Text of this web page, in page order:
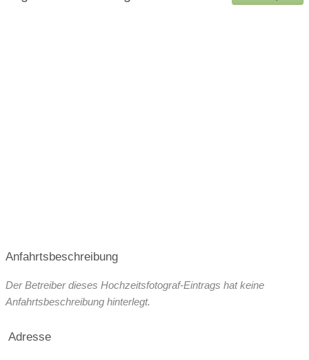
Bilder auf Social Media erlaubt
Anfahrtsbeschreibung
Der Betreiber dieses Hochzeitsfotograf-Eintrags hat keine
Anfahrtsbeschreibung hinterlegt.
Adresse